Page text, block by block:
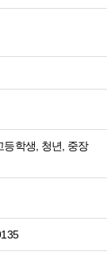
등학생, 청년, 중장